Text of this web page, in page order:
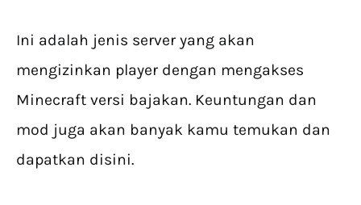
Ini adalah jenis server yang akan
mengizinkan player dengan mengakses
Minecraft versi bajakan. Keuntungan dan
mod juga akan banyak kamu temukan dan
dapatkan disini.